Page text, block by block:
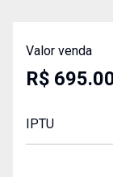
Valor venda
R$
IPTU